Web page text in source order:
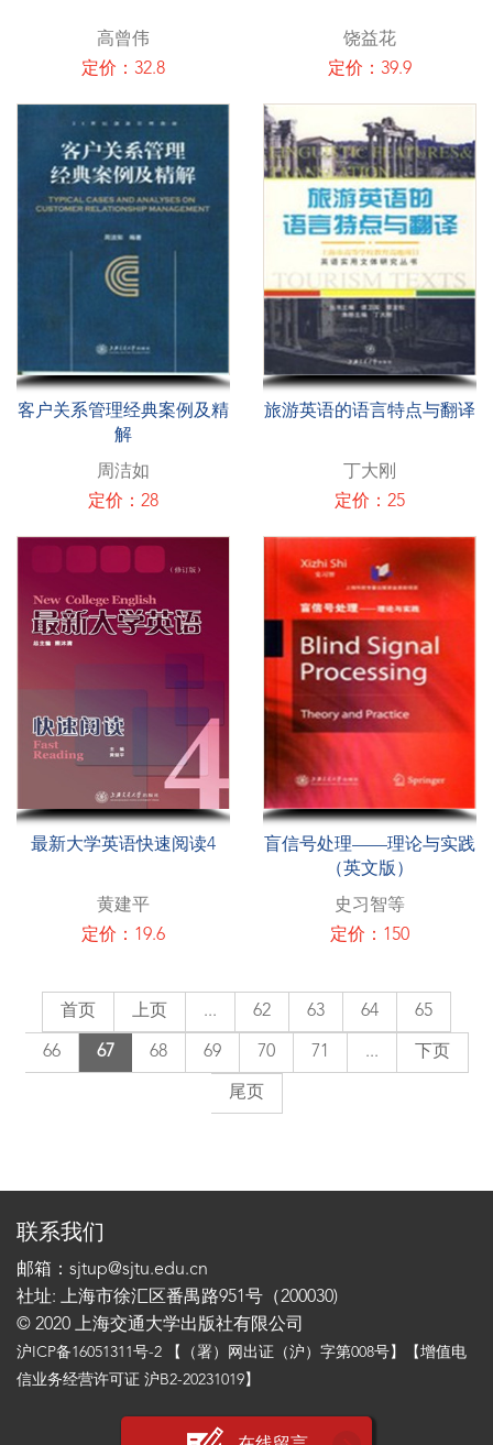
高曾伟
定价：32.8
饶益花
定价：39.9
客户关系管理经典案例及精
解
周洁如
定价：28
旅游英语的语言特点与翻译
丁大刚
定价：25
最新大学英语快速阅读4
黄建平
定价：19.6
盲信号处理——理论与实践
（英文版）
史习智等
定价：150
首页 上页 ... 62 63 64 65
66 67 68 69 70 71 ... 下页
尾页
联系我们
邮箱：sjtup@sjtu.edu.cn
社址: 上海市徐汇区番禺路951号（200030)
© 2020 上海交通大学出版社有限公司
沪ICP备16051311号-2 【（署）网出证（沪）字第008号】【增值电
信业务经营许可证 沪B2-20231019】